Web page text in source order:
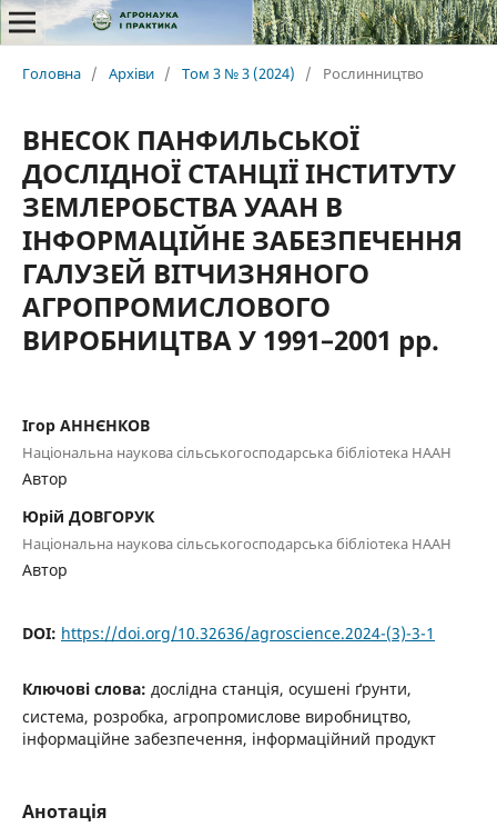
Головна / Архіви / Том 3 № 3 (2024) / Рослинництво
ВНЕСОК ПАНФИЛЬСЬКОЇ
ДОСЛІДНОЇ СТАНЦІЇ ІНСТИТУТУ
ЗЕМЛЕРОБСТВА УААН В
ІНФОРМАЦІЙНЕ ЗАБЕЗПЕЧЕННЯ
ГАЛУЗЕЙ ВІТЧИЗНЯНОГО
АГРОПРОМИСЛОВОГО
ВИРОБНИЦТВА У 1991–2001 рр.
Ігор АННЄНКОВ
Національна наукова сільськогосподарська бібліотека НААН
Автор
Юрій ДОВГОРУК
Національна наукова сільськогосподарська бібліотека НААН
Автор
DOI: https://doi.org/10.32636/agroscience.2024-(3)-3-1
Ключові слова: дослідна станція, осушені ґрунти,
система, розробка, агропромислове виробництво,
інформаційне забезпечення, інформаційний продукт
Анотація